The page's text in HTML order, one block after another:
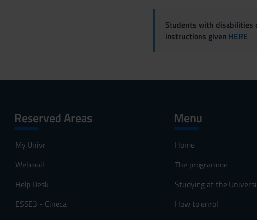
Students with disabilities
instructions given HERE
Reserved Areas
My Univr
Webmail
Help Desk
ESSE3 - Cineca
Menu
Home
The programme
Studying at the
How to enrol